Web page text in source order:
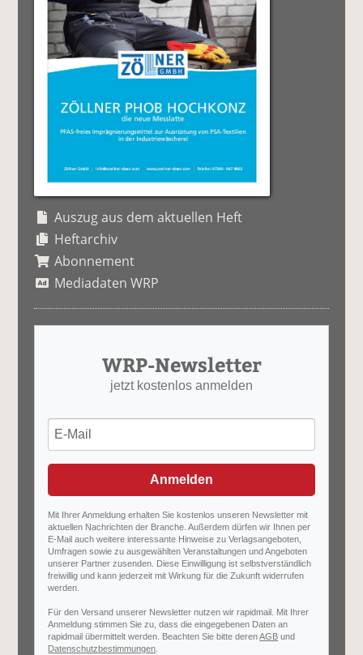
Auszug aus dem aktuellen Heft
Heftarchiv
Abonnement
Mediadaten WRP
WRP-Newsletter
jetzt kostenlos anmelden
Anmelden
Mit Ihrer Anmeldung erhalten Sie kostenlos unseren Newsletter mit
aktuellen Nachrichten der Branche. Außerdem dürfen wir Ihnen per
E-Mail auch weitere interessante Hinweise zu Verlagsangeboten,
Umfragen sowie zu ausgewählten Veranstaltungen und Angeboten
unserer Partner zusenden. Diese Einwilligung ist selbstverständlich
freiwillig und kann jederzeit mit Wirkung für die Zukunft widerrufen
werden.
Für den Versand unserer Newsletter nutzen wir rapidmail. Mit Ihrer
Anmeldung stimmen Sie zu, dass die eingegebenen Daten an
rapidmail übermittelt werden. Beachten Sie bitte derenAGB und
Datenschutzbestimmungen